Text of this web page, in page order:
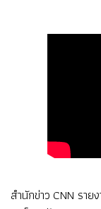
สำนักข่าว CNN ราย